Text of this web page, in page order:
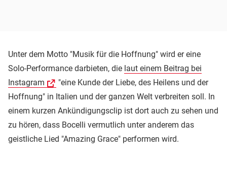
Unter dem Motto "Musik für die Hoffnung" wird er eine
Solo-Performance darbieten, die laut einem Beitrag bei
Instagram
"eine Kunde der Liebe, des Heilens und der
Hoffnung" in Italien und der ganzen Welt verbreiten soll. In
einem kurzen Ankündigungsclip ist dort auch zu sehen und
zu hören, dass Bocelli vermutlich unter anderem das
geistliche Lied "Amazing Grace" performen wird.